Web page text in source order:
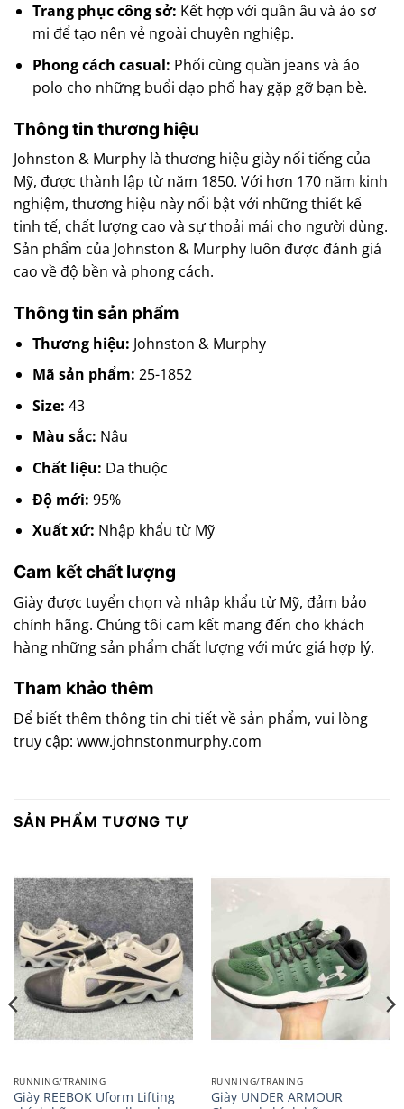
Trang phục công sở: Kết hợp với quần âu và áo sơ
mi để tạo nên vẻ ngoài chuyên nghiệp.
Phong cách casual: Phối cùng quần jeans và áo
polo cho những buổi dạo phố hay gặp gỡ bạn bè.
Thông tin thương hiệu
Johnston & Murphy là thương hiệu giày nổi tiếng của
Mỹ, được thành lập từ năm 1850. Với hơn 170 năm kinh
nghiệm, thương hiệu này nổi bật với những thiết kế
tinh tế, chất lượng cao và sự thoải mái cho người dùng.
Sản phẩm của Johnston & Murphy luôn được đánh giá
cao về độ bền và phong cách.
Thông tin sản phẩm
Thương hiệu: Johnston & Murphy
Mã sản phẩm: 25-1852
Size: 43
Màu sắc: Nâu
Chất liệu: Da thuộc
Độ mới: 95%
Xuất xứ: Nhập khẩu từ Mỹ
Cam kết chất lượng
Giày được tuyển chọn và nhập khẩu từ Mỹ, đảm bảo
chính hãng. Chúng tôi cam kết mang đến cho khách
hàng những sản phẩm chất lượng với mức giá hợp lý.
Tham khảo thêm
Để biết thêm thông tin chi tiết về sản phẩm, vui lòng
truy cập: www.johnstonmurphy.com
SẢN PHẨM TƯƠNG TỰ
RUNNING/TRANING
Giày REEBOK Uform Lifting
RUNNING/TRANING
Giày UNDER ARMOUR